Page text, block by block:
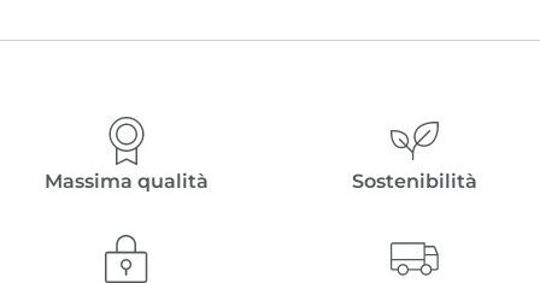
Massima qualità Sostenibilità